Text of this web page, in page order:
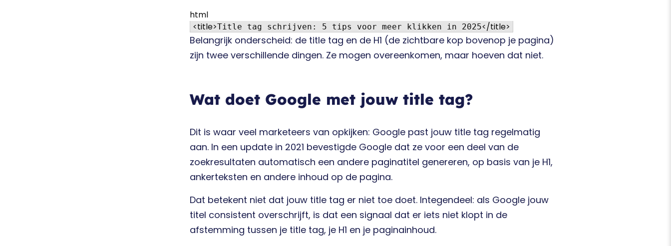
html
<title>Title tag schrijven: 5 tips voor meer klikken in 2025</title>
Belangrijk onderscheid: de title tag en de H1 (de zichtbare kop bovenop je pagina)
zijn twee verschillende dingen. Ze mogen overeenkomen, maar hoeven dat niet.
Wat doet Google met jouw title tag?
Dit is waar veel marketeers van opkijken: Google past jouw title tag regelmatig
aan. In een update in 2021 bevestigde Google dat ze voor een deel van de
zoekresultaten automatisch een andere paginatitel genereren, op basis van je H1,
ankerteksten en andere inhoud op de pagina.
Dat betekent niet dat jouw title tag er niet toe doet. Integendeel: als Google jouw
titel consistent overschrijft, is dat een signaal dat er iets niet klopt in de
afstemming tussen je title tag, je H1 en je paginainhoud.